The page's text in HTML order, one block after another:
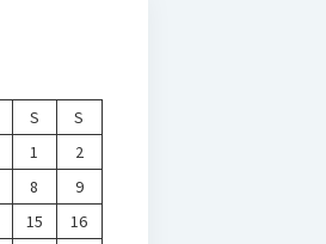
S
S
1
2
8
9
15
16